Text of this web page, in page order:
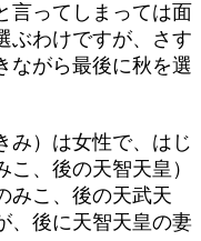
言ってしまっては面
ぶわけですが、さす
ながら最後に秋を選
み）は女性で、はじ
、後の天智天皇）
みこ、後の天武天
、後に天智天皇の妻